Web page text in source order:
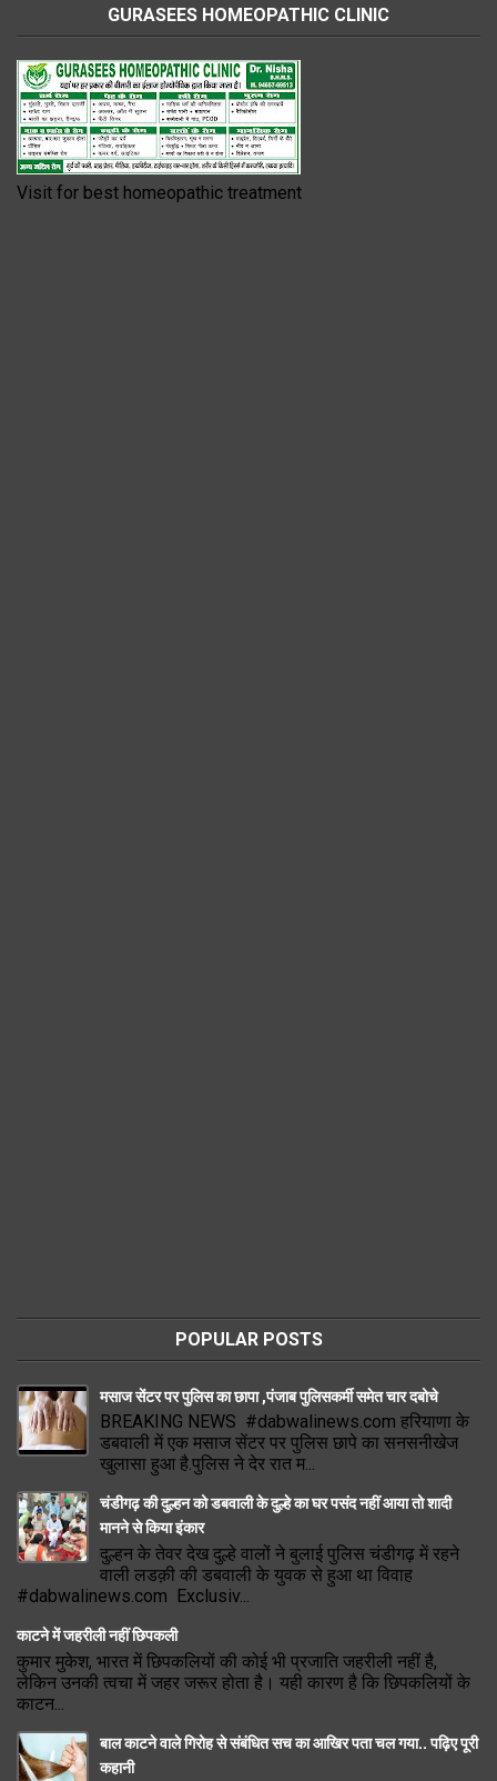
GURASEES HOMEOPATHIC CLINIC
Visit for best homeopathic treatment
POPULAR POSTS
मसाज सेंटर पर पुलिस का छापा ,पंजाब पुलिसकर्मी समेत चार दबोचे
BREAKING NEWS #dabwalinews.com हरियाणा के
डबवाली में एक मसाज सेंटर पर पुलिस छापे का सनसनीखेज
खुलासा हुआ है.पुलिस ने देर रात म...
चंडीगढ़ की दुल्हन को डबवाली के दुल्हे का घर पसंद नहीं आया तो शादी
मानने से किया इंकार
दुल्हन के तेवर देख दुल्हे वालों ने बुलाई पुलिस चंडीगढ़ में रहने
वाली लडक़ी की डबवाली के युवक से हुआ था विवाह
#dabwalinews.com Exclusiv...
काटने में जहरीली नहीं छिपकली
कुमार मुकेश, भारत में छिपकलियों की कोई भी प्रजाति जहरीली नहीं है,
लेकिन उनकी त्वचा में जहर जरूर होता है। यही कारण है कि छिपकलियों के
काटन...
बाल काटने वाले गिरोह से संबंधित सच का आखिर पता चल गया.. पढ़िए पूरी
कहानी